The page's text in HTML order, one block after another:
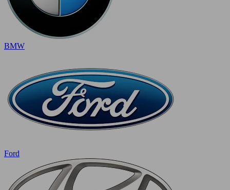
BMW
Ford